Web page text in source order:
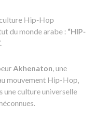
Hip-Hop
du monde arabe : “HIP-
Akhenaton, une
mouvement Hip-Hop,
une culture universelle